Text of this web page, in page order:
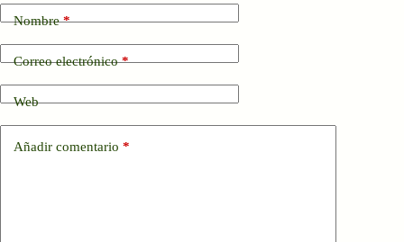
Nombre*
Correo electrónico*
Web
Añadir comentario *